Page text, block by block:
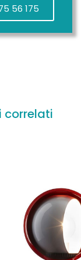
56 175
correlati